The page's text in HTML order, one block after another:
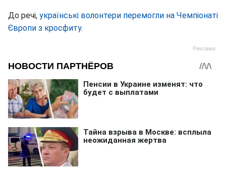
До речі, українські волонтери перемогли на Чемпіонаті
Європи з кросфиту.